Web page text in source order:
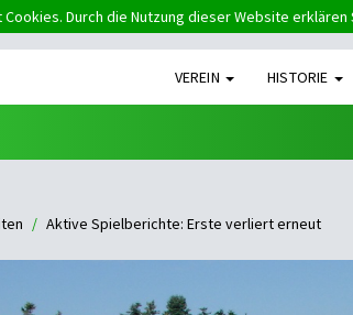
Durch die Nutzung dieser Website
VEREIN HISTORIE
Aktive Spielberichte: Erste verliert erneut